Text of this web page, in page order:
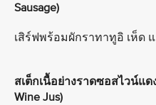
Sausage)
เสิร์ฟพร้อมผักราทาทูอิ เห็ด
สเต็กเนื้อย่างราดซอสไวน์แด
Wine Jus)